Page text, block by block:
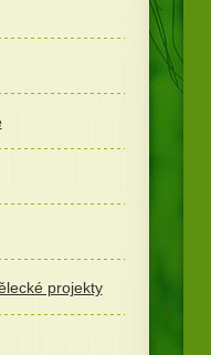
projekty